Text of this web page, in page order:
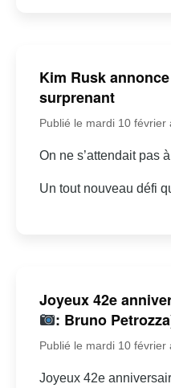
Kim Rusk
surprenant
Publié le mardi 10 février
On ne s’attendait pas
Un tout nouveau défi
Joyeux 42e
: Bruno
Publié le mardi 10 février
Joyeux 42e